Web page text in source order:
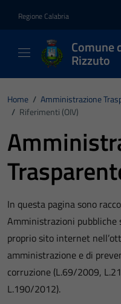
Regione Calabria
Comune
Rizzuto
Home / Amministrazione
/ Riferimenti (OIV)
In questa pagina sono
Amministrazioni pubbliche
proprio sito internet
amministrazione e di
corruzione (L.69/2009,
L.190/2012).